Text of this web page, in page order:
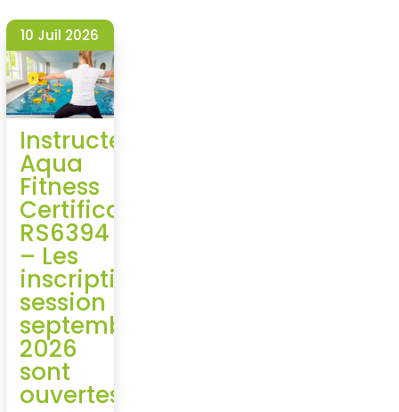
10 Juil 2026
Instructeur
Aqua
Fitness
Certification
RS6394
– Les
inscriptions
session
septembre
2026
sont
ouvertes